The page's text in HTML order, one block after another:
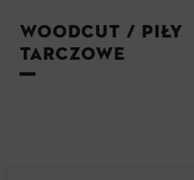
WOODCUT / PIŁY
TARCZOWE